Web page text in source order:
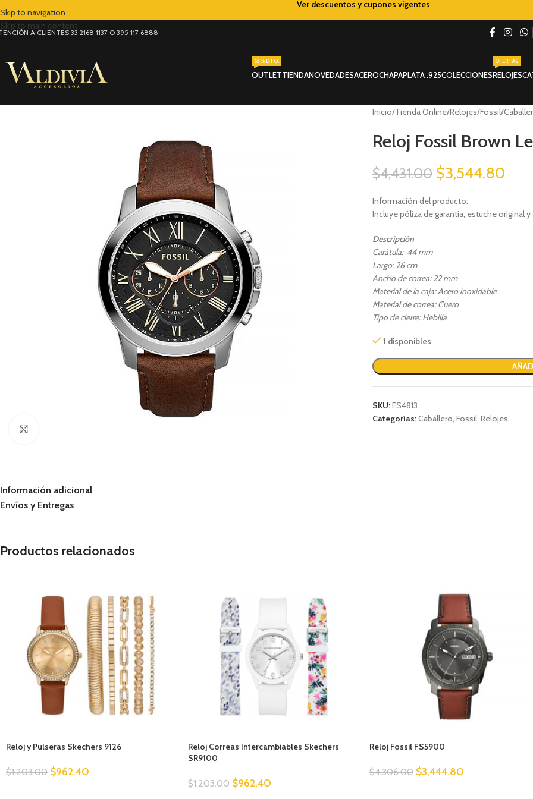
Skip to navigation
Skip to main content
Ver descuentos y cupones vigentes
A CLIENTES 33 2168 1137 O 395 117 6888
OUTLET
65% DTO.
TIENDANOVEDADESACEROCHAPAPLATA .925COLECCIONESRELOJES
OFERTAS
Inicio Tienda Online Relojes Fossil
Reloj Fossil Brown
$4,431.00 $3,544.80
Información del producto:
Incluye póliza de garantía, estuche original
Descripción
Carátula: 44 mm
Largo: 26 cm
Ancho de correa: 22 mm
Material de la caja: Acero inoxidable
Material de correa: Cuero
Tipo de cierre: Hebilla
1 disponibles
SKU:FS4813
Categorías:Caballero, Fossil, Relojes
Información adicional
Envíos y Entregas
Productos relacionados
Reloj y Pulseras Skechers 9126
$1,203.00 $962.40
Reloj Correas Intercambiables Skechers
SR9100
$1,203.00 $962.40
Reloj Fossil FS5900
$4,306.00 $3,444.80